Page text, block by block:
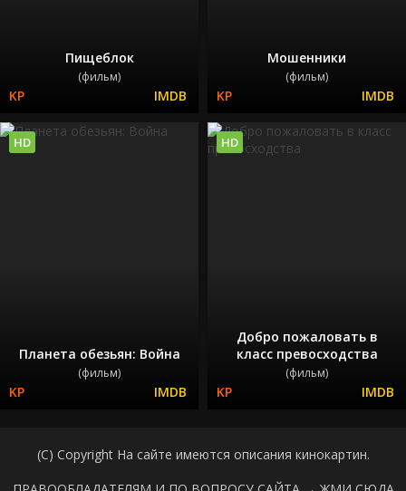
Пищеблок
(фильм)
Мошенники
(фильм)
Планета обезьян: Война
(фильм)
HD
Добро пожаловать в
класс превосходства
(фильм)
HD
(C) Copyright На сайте имеются описания кинокартин.